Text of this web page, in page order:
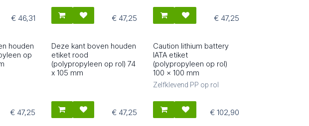
€ 46,31 € 47,25 € 47,25
houden
op
€ 47,25
80513
Deze kant boven houden
etiket rood
(polypropyleen op rol) 74
x 105 mm
€ 47,25
80548
Caution lithium battery
IATA etiket
(polypropyleen op rol)
100 x 100 mm
Zelfklevend PP op rol
€ 102,90